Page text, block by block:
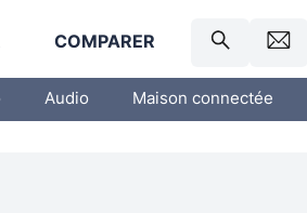
COMPARER
Audio Maison connectée